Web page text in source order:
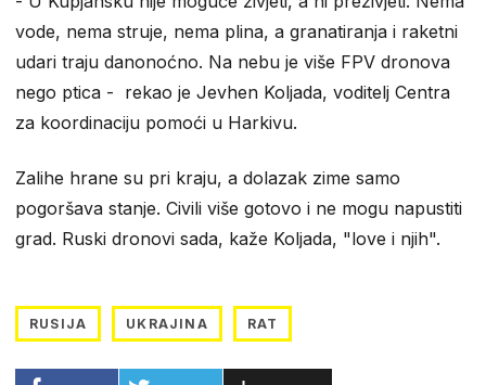
vode, nema struje, nema plina, a granatiranja i raketni
udari traju danonoćno. Na nebu je više FPV dronova
nego ptica - rekao je Jevhen Koljada, voditelj Centra
za koordinaciju pomoći u Harkivu.
Zalihe hrane su pri kraju, a dolazak zime samo
pogoršava stanje. Civili više gotovo i ne mogu napustiti
grad. Ruski dronovi sada, kaže Koljada, "love i njih".
RUSIJA UKRAJINA RAT